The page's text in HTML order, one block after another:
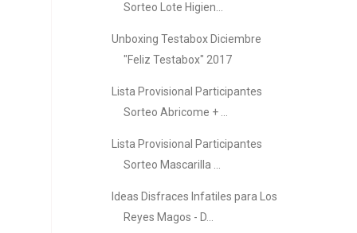
Sorteo Lote Higien...
Unboxing Testabox Diciembre
"Feliz Testabox" 2017
Lista Provisional Participantes
Sorteo Abricome + ...
Lista Provisional Participantes
Sorteo Mascarilla ...
Ideas Disfraces Infatiles para Los
Reyes Magos - D...